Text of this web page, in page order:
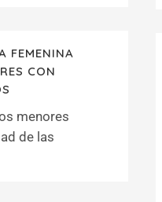
FEMENINA
CON
menores
de las